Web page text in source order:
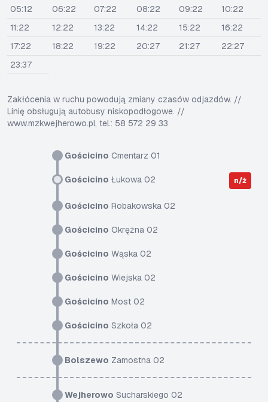
Gościcino Cmentarz 01
Gościcino Łukowa 02 n/ż
Gościcino Robakowska 02
Gościcino Okrężna 02
Gościcino Wąska 02
Gościcino Wiejska 02
Gościcino Most 02
Gościcino Szkoła 02
Bolszewo Zamostna 02
Wejherowo Sucharskiego 02
05:12 06:22 07:22 08:22 09:22
10:22
11:22
12:22 13:22 14:22 15:22
16:22
17:22
18:22 19:22 20:27 21:27
22:27
23:37
Zakłócenia w ruchu powodują zmiany czasów odjazdów. //
Linię obsługują autobusy niskopodłogowe. //
www.mzkwejherowo.pl, tel.: 58 572 29 33